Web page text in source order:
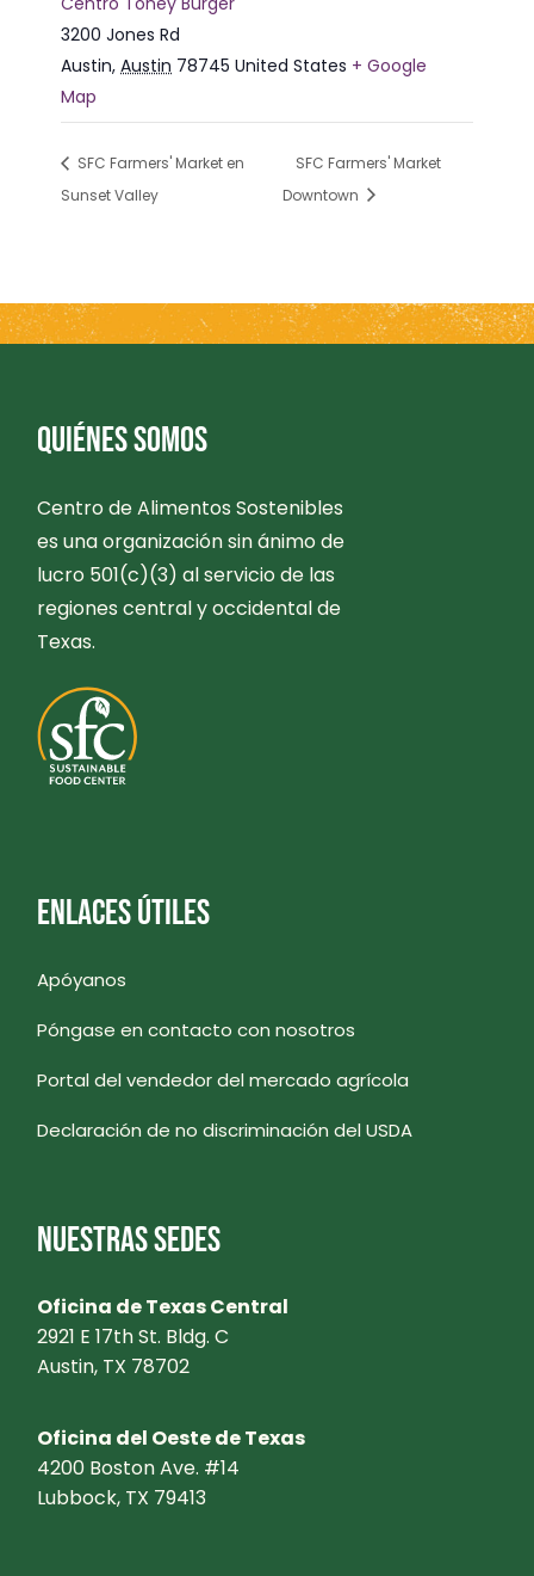
3200 Jones Rd
Austin, Austin 78745 United States + Google
Map
SFC Farmers' Market en
Sunset Valley
SFC Farmers' Market
Downtown
QUIÉNES SOMOS
Centro de Alimentos Sostenibles
es una organización sin ánimo de
lucro 501(c)(3) al servicio de las
regiones central y occidental de
Texas.
ENLACES ÚTILES
Apóyanos
Póngase en contacto con nosotros
Portal del vendedor del mercado agrícola
Declaración de no discriminación del USDA
NUESTRAS SEDES
Oficina de Texas Central
2921 E 17th St. Bldg. C
Austin, TX 78702
Oficina del Oeste de Texas
4200 Boston Ave. #14
Lubbock, TX 79413